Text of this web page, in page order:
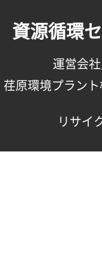
資源循環
運営会
荏原環境プラン
リサイ